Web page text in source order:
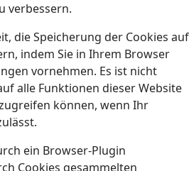
verbessern.
die Speicherung der Cookies auf
indem Sie in Ihrem Browser
vornehmen. Es ist nicht
alle Funktionen dieser Website
können, wenn Ihr
ein Browser-Plugin
Cookies gesammelten